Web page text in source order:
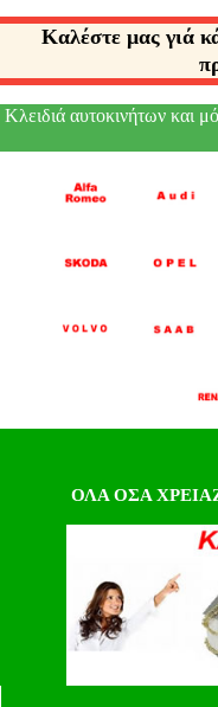
Καλέστε μας γιά
Κλειδιά αυτοκινήτων και
ΟΛΑ ΟΣΑ